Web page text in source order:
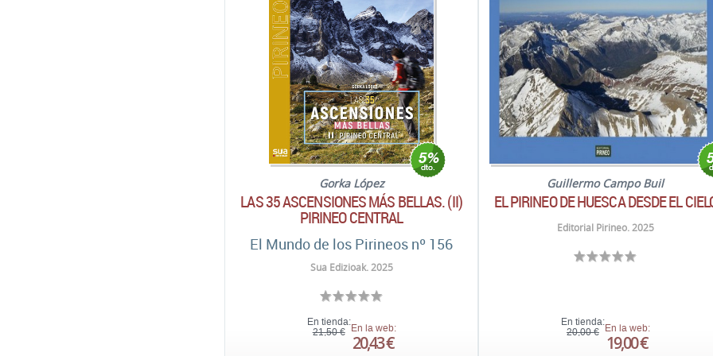
Gorka López
LAS 35 ASCENSIONES MÁS BELLAS. (II)
PIRINEO CENTRAL
El Mundo de los Pirineos nº 156
Sua Edizioak. 2025
En tienda:
21,50 € En la web:
20,43 €
Guillermo Campo Buil
EL PIRINEO DE HUESCA DESDE EL
Editorial Pirineo. 2025
En tienda:
20,00 € En la web:
19,00 €